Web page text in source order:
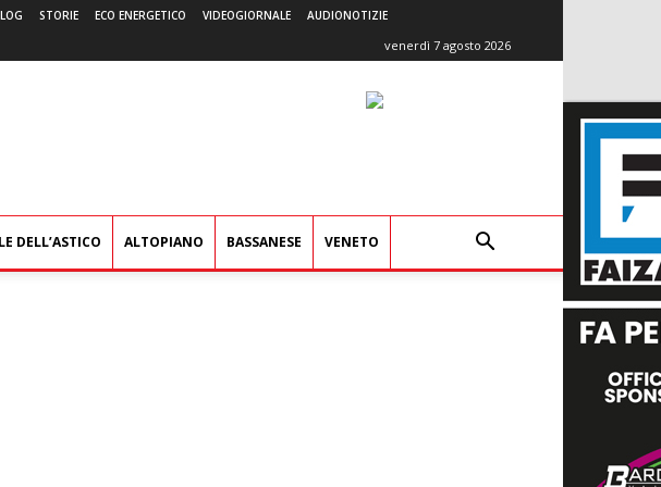
STORIE ECO ENERGETICO VIDEOGIORNALE AUDIONOTIZIE
venerdì 7 agosto 2026
DELL’ASTICO ALTOPIANO BASSANESE VENETO